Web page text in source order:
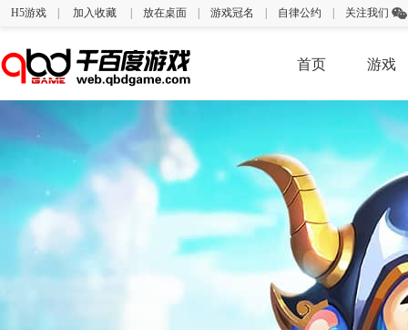
H5游戏 加入收藏 放在桌面 游戏冠名 自律公约 关注我们
首页 游戏